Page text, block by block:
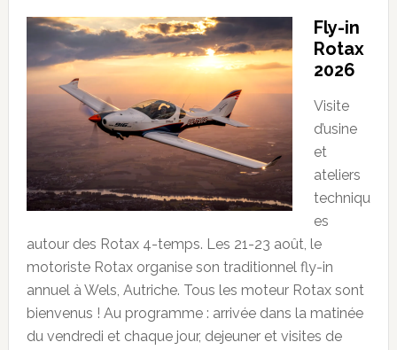
Fly-in
Rotax
2026
Visite
d’usine
et
ateliers
techniqu
es
autour des Rotax 4-temps. Les 21-23 août, le
motoriste Rotax organise son traditionnel fly-in
annuel à Wels, Autriche. Tous les moteur Rotax sont
bienvenus ! Au programme : arrivée dans la matinée
du vendredi et chaque jour, dejeuner et visites de